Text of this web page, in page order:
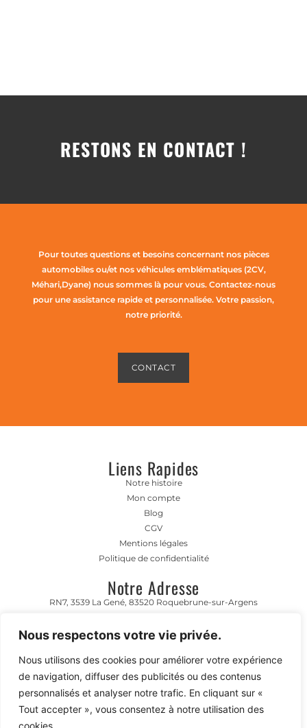
Nous respectons votre vie privée.
Nous utilisons des cookies pour améliorer votre expérience
de navigation, diffuser des publicités ou des contenus
personnalisés et analyser notre trafic. En cliquant sur «
Tout accepter », vous consentez à notre utilisation des
cookies.
RESTONS EN CONTACT !
Pour toutes questions et besoins concernant nos pièces
automobiles ou/et nos véhicules emblématiques (2CV,
Méhari,Dyane) nous sommes là pour vous. Contactez-nous
pour une assistance rapide et personnalisée. Votre passion,
notre priorité.
CONTACT
Liens Rapides
Notre histoire
Mon compte
Blog
CGV
Mentions légales
Politique de confidentialité
Notre Adresse
RN7, 3539 La Gené, 83520 Roquebrune-sur-Argens
Horaire D'ouverture
Contact
04 94 45 50 90
contact@meharipassion.fr